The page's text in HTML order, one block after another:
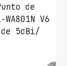
de
V6
de 5dBi/